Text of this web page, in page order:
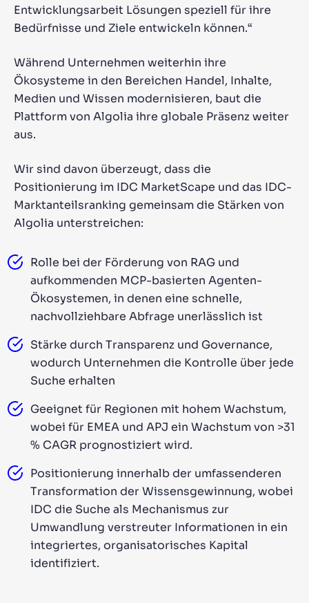
Entwicklungsarbeit Lösungen speziell für ihre
Bedürfnisse und Ziele entwickeln können.“
Während Unternehmen weiterhin ihre
Ökosysteme in den Bereichen Handel, Inhalte,
Medien und Wissen modernisieren, baut die
Plattform von Algolia ihre globale Präsenz weiter
aus.
Wir sind davon überzeugt, dass die
Positionierung im IDC MarketScape und das IDC-
Marktanteilsranking gemeinsam die Stärken von
Algolia unterstreichen:
Rolle bei der Förderung von RAG und
aufkommenden MCP-basierten Agenten-
Ökosystemen, in denen eine schnelle,
nachvollziehbare Abfrage unerlässlich ist
Stärke durch Transparenz und Governance,
wodurch Unternehmen die Kontrolle über jede
Suche erhalten
Geeignet für Regionen mit hohem Wachstum,
wobei für EMEA und APJ ein Wachstum von >31
% CAGR prognostiziert wird.
Positionierung innerhalb der umfassenderen
Transformation der Wissensgewinnung, wobei
IDC die Suche als Mechanismus zur
Umwandlung verstreuter Informationen in ein
integriertes, organisatorisches Kapital
identifiziert.